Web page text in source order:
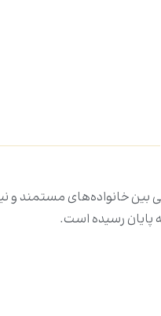
بخش میزبانی از زائرین آستان مقدس علوی از توزیع
پایان رسیده است.